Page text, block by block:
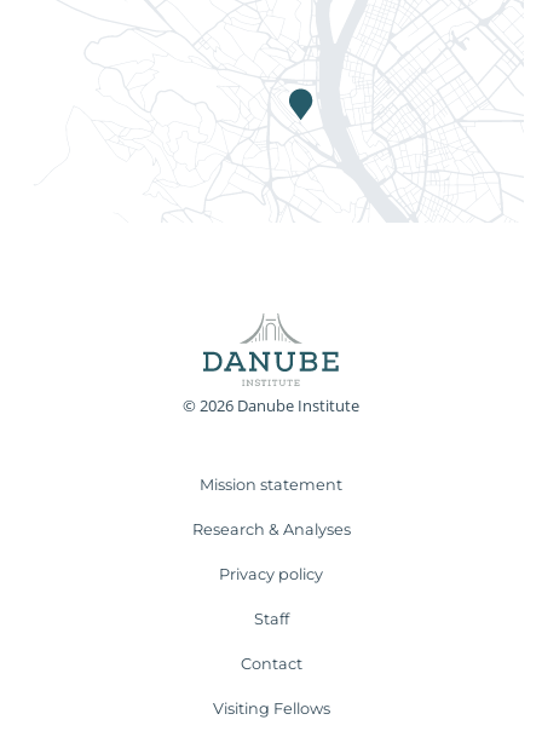
© 2026 Danube Institute
Mission statement
Research & Analyses
Privacy policy
Staff
Contact
Visiting Fellows